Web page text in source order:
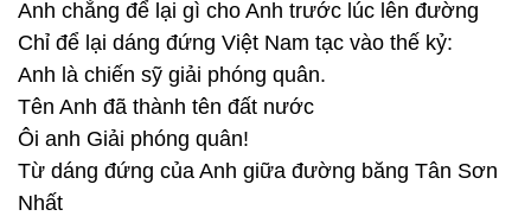
Anh chẳng để lại gì cho Anh trước lúc lên đường
Chỉ để lại dáng đứng Việt Nam tạc vào thế kỷ:
Anh là chiến sỹ giải phóng quân.
Tên Anh đã thành tên đất nước
Ôi anh Giải phóng quân!
Từ dáng đứng của Anh giữa đường băng Tân Sơn
Nhất